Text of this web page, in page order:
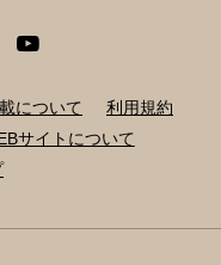
について
利用規約
サイトについて